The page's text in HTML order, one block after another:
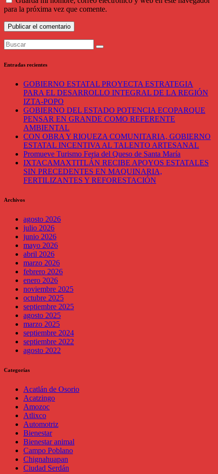
para la próxima vez que comente.
Entradas recientes
GOBIERNO ESTATAL PROYECTA ESTRATEGIA
PARA EL DESARROLLO INTEGRAL DE LA REGIÓN
IZTA-POPO
GOBIERNO DEL ESTADO POTENCIA ECOPARQUE
PENSAR EN GRANDE COMO REFERENTE
AMBIENTAL
CON OBRA Y RIQUEZA COMUNITARIA, GOBIERNO
ESTATAL INCENTIVA AL TALENTO ARTESANAL
Promueve Turismo Feria del Queso de Santa María
IXTACAMAXTITLÁN RECIBE APOYOS ESTATALES
SIN PRECEDENTES EN MAQUINARIA,
FERTILIZANTES Y REFORESTACIÓN
Archivos
agosto 2026
julio 2026
junio 2026
mayo 2026
abril 2026
marzo 2026
febrero 2026
enero 2026
noviembre 2025
octubre 2025
septiembre 2025
agosto 2025
marzo 2025
septiembre 2024
septiembre 2022
agosto 2022
Categorías
Acatlán de Osorio
Acatzingo
Amozoc
Atlixco
Automotriz
Bienestar
Bienestar animal
Campo Poblano
Chignahuapan
Ciudad Serdán